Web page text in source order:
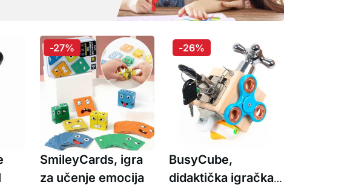
SmileyCards, igra
za učenje emocija
-27%
BusyCube,
didaktička igračka
-26%